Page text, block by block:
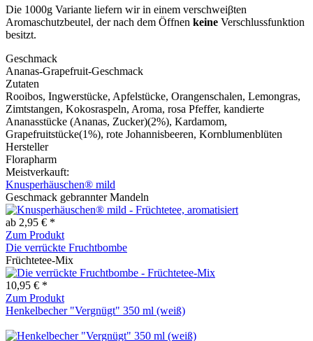
Die 1000g Variante liefern wir in einem verschweiβten
Aromaschutzbeutel, der nach dem Öffnen keine Verschlussfunktion
besitzt.
Geschmack
Ananas-Grapefruit-Geschmack
Zutaten
Rooibos, Ingwerstücke, Apfelstücke, Orangenschalen, Lemongras,
Zimtstangen, Kokosraspeln, Aroma, rosa Pfeffer, kandierte
Ananasstücke (Ananas, Zucker)(2%), Kardamom,
Grapefruitstücke(1%), rote Johannisbeeren, Kornblumenblüten
Hersteller
Florapharm
Meistverkauft:
Knusperhäuschen® mild
Geschmack gebrannter Mandeln
ab 2,95 € *
Zum Produkt
Die verrückte Fruchtbombe
Früchtetee-Mix
10,95 € *
Zum Produkt
Henkelbecher "Vergnügt" 350 ml (weiß)